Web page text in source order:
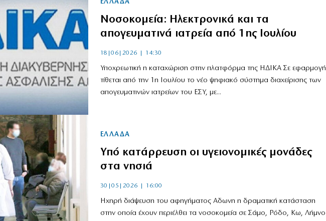
ΕΛΛΑΔΑ
Νοσοκομεία: Ηλεκτρονικά και τα
απογευματινά ιατρεία από 1ης Ιουλίου
18|06|2026 | 14:30
Υποχρεωτική η καταχώριση στην πλατφόρμα της ΗΔΙΚΑ Σε εφαρμογή
τίθεται από την 1η Ιουλίου το νέο ψηφιακό σύστημα διαχείρισης των
απογευματινών ιατρείων του ΕΣΥ, με...
ΕΛΛΑΔΑ
Υπό κατάρρευση οι υγειονομικές μονάδες
στα νησιά
30|05|2026 | 16:00
Ηχηρή διάψευση του αφηγήματος Αδωνη η δραματική κατάσταση
στην οποία έχουν περιέλθει τα νοσοκομεία σε Σάμο, Ρόδο, Κω, Λήμνο